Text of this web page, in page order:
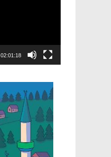
02:01:18